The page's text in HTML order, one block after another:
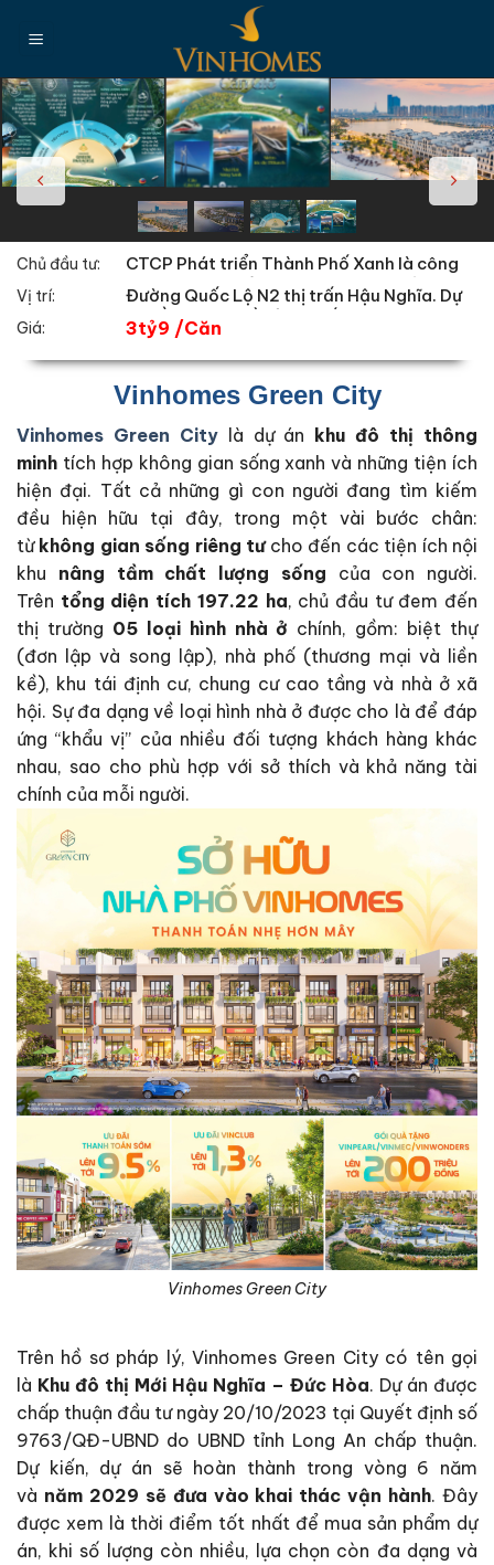
đến
dung
Chủ đầu tư:
CTCP Phát triển Thành Phố Xanh là công
ty thành viên của CTCP Vinhomes (mã
VHM)
Vị trí:
Đường Quốc Lộ N2 thị trấn Hậu Nghĩa. Dự
án nằm một phần ở thị trấn Hậu Nghĩa, một
phần xã Đức Lập Thượng, một phần xã Tân
Mỹ huyện Đức Hòa Long An.
Giá: 3tỷ9 /Căn
Vinhomes Green City
Vinhomes Green Citylà dự án
khu đô thị thông
minh tích hợp không gian sống xanh và những tiện ích
hiện đại. Tất cả những gì con người đang tìm kiếm
đều hiện hữu tại đây, trong một vài bước chân:
từ không gian sống riêng tưcho đến các tiện ích nội
khu nâng tầm chất lượng sống của con người.
Trên tổng diện tích 197.22 ha, chủ đầu tư đem đến
thị trường 05 loại hình nhà ở chính, gồm: biệt thự
(đơn lập và song lập), nhà phố (thương mại và liền
kề), khu tái định cư, chung cư cao tầng và nhà ở xã
hội. Sự đa dạng về loại hình nhà ở được cho là để đáp
ứng “khẩu vị” của nhiều đối tượng khách hàng khác
nhau, sao cho phù hợp với sở thích và khả năng tài
chính của mỗi người.
Vinhomes Green City
Trên hồ sơ pháp lý, Vinhomes Green City có tên gọi
là Khu đô thị Mới Hậu Nghĩa – Đức Hòa. Dự án được
chấp thuận đầu tư ngày 20/10/2023 tại Quyết định số
9763/QĐ-UBND do UBND tỉnh Long An chấp thuận.
Dự kiến, dự án sẽ hoàn thành trong vòng 6 năm
và năm 2029 sẽ đưa vào khai thác vận hành. Đây
được xem là thời điểm tốt nhất để mua sản phẩm dự
án, khi số lượng còn nhiều, lựa chọn còn đa dạng và